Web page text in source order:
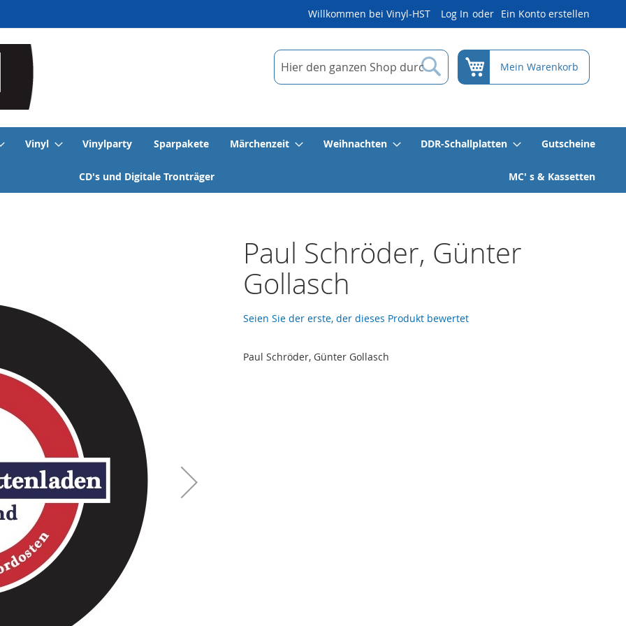
Willkommen bei Vinyl-HST Log In Ein Konto erstellen
Suche
Suche
Mein Warenkorb
Vinyl Vinylparty Sparpakete Märchenzeit Weihnachten DDR-Schallplatten Gutscheine
CD's und Digitale Tronträger MC' s & Kassetten
Paul Schröder, Günter
Gollasch
Seien Sie der erste, der dieses Produkt bewertet
Paul Schröder, Günter Gollasch